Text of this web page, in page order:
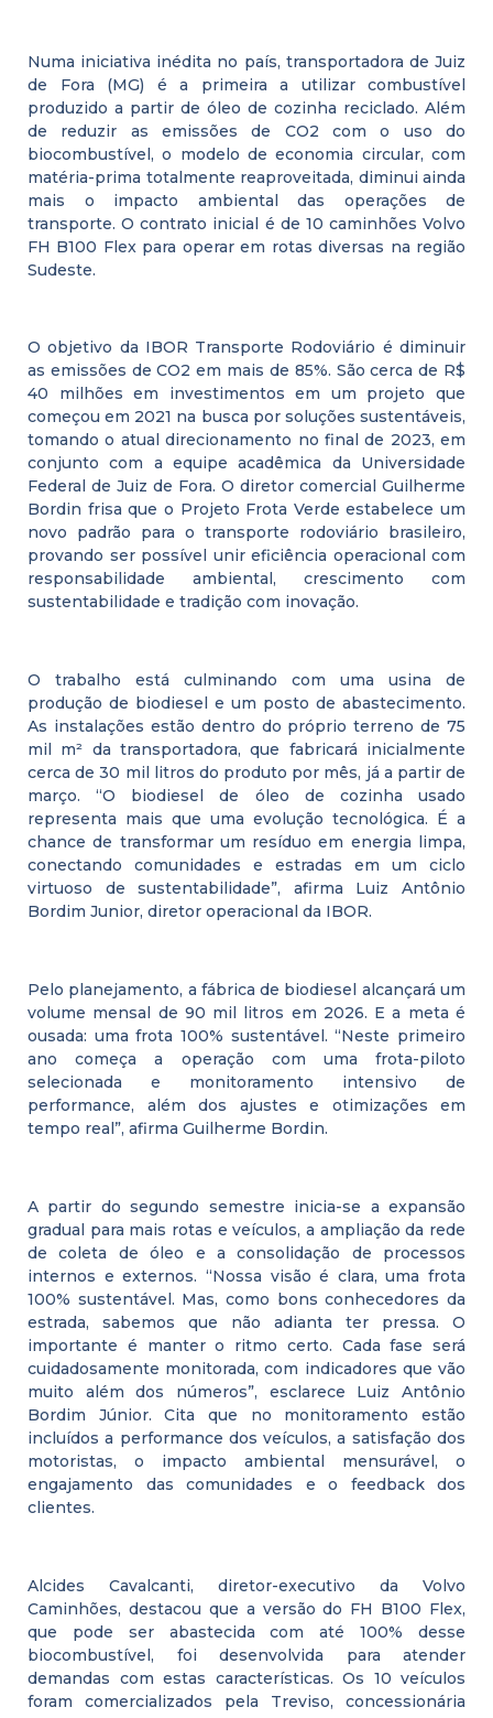
Numa iniciativa inédita no país, transportadora de Juiz
de Fora (MG) é a primeira a utilizar combustível
produzido a partir de óleo de cozinha reciclado. Além
de reduzir as emissões de CO2 com o uso do
biocombustível, o modelo de economia circular, com
matéria-prima totalmente reaproveitada, diminui ainda
mais o impacto ambiental das operações de
transporte. O contrato inicial é de 10 caminhões Volvo
FH B100 Flex para operar em rotas diversas na região
Sudeste.
O objetivo da IBOR Transporte Rodoviário é diminuir
as emissões de CO2 em mais de 85%. São cerca de R$
40 milhões em investimentos em um projeto que
começou em 2021 na busca por soluções sustentáveis,
tomando o atual direcionamento no final de 2023, em
conjunto com a equipe acadêmica da Universidade
Federal de Juiz de Fora. O diretor comercial Guilherme
Bordin frisa que o Projeto Frota Verde estabelece um
novo padrão para o transporte rodoviário brasileiro,
provando ser possível unir eficiência operacional com
responsabilidade ambiental, crescimento com
sustentabilidade e tradição com inovação.
O trabalho está culminando com uma usina de
produção de biodiesel e um posto de abastecimento.
As instalações estão dentro do próprio terreno de 75
mil m² da transportadora, que fabricará inicialmente
cerca de 30 mil litros do produto por mês, já a partir de
março. “O biodiesel de óleo de cozinha usado
representa mais que uma evolução tecnológica. É a
chance de transformar um resíduo em energia limpa,
conectando comunidades e estradas em um ciclo
virtuoso de sustentabilidade”, afirma Luiz Antônio
Bordim Junior, diretor operacional da IBOR.
Pelo planejamento, a fábrica de biodiesel alcançará um
volume mensal de 90 mil litros em 2026. E a meta é
ousada: uma frota 100% sustentável. “Neste primeiro
ano começa a operação com uma frota-piloto
selecionada e monitoramento intensivo de
performance, além dos ajustes e otimizações em
tempo real”, afirma Guilherme Bordin.
A partir do segundo semestre inicia-se a expansão
gradual para mais rotas e veículos, a ampliação da rede
de coleta de óleo e a consolidação de processos
internos e externos. “Nossa visão é clara, uma frota
100% sustentável. Mas, como bons conhecedores da
estrada, sabemos que não adianta ter pressa. O
importante é manter o ritmo certo. Cada fase será
cuidadosamente monitorada, com indicadores que vão
muito além dos números”, esclarece Luiz Antônio
Bordim Júnior. Cita que no monitoramento estão
incluídos a performance dos veículos, a satisfação dos
motoristas, o impacto ambiental mensurável, o
engajamento das comunidades e o feedback dos
clientes.
Alcides Cavalcanti, diretor-executivo da Volvo
Caminhões, destacou que a versão do FH B100 Flex,
que pode ser abastecida com até 100% desse
biocombustível, foi desenvolvida para atender
demandas com estas características. Os 10 veículos
foram comercializados pela Treviso, concessionária